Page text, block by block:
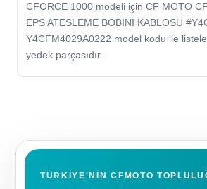
CFORCE 1000 modeli için CF MOTO
EPS ATESLEME BOBINI KABLOSU
Y4CFM4029A0222 model kodu ile
yedek parçasıdır.
TÜRKIYE'NIN CFMOTO